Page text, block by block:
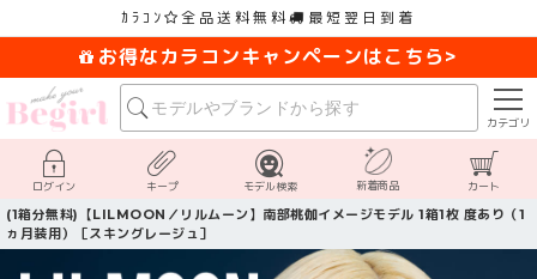
ｶﾗｺﾝ 全品送料無料 最短翌日到着
お得なカラコンキャンペーンはこちら>
カテゴリ
ログイン キープ モデル検索 新着商品 カート
(1箱分無料)【LILMOON／リルムーン】南部桃伽イメージモデル 1箱1枚 度あり（1
ヵ月装用）［スキングレージュ］